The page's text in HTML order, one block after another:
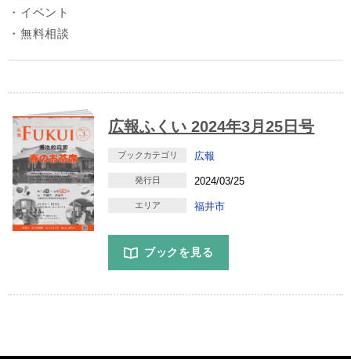
・イベント
・無料相談
広報ふくい 2024年3月25日号
ブックカテゴリ 広報
発行日 2024/03/25
エリア 福井市
ブックを見る